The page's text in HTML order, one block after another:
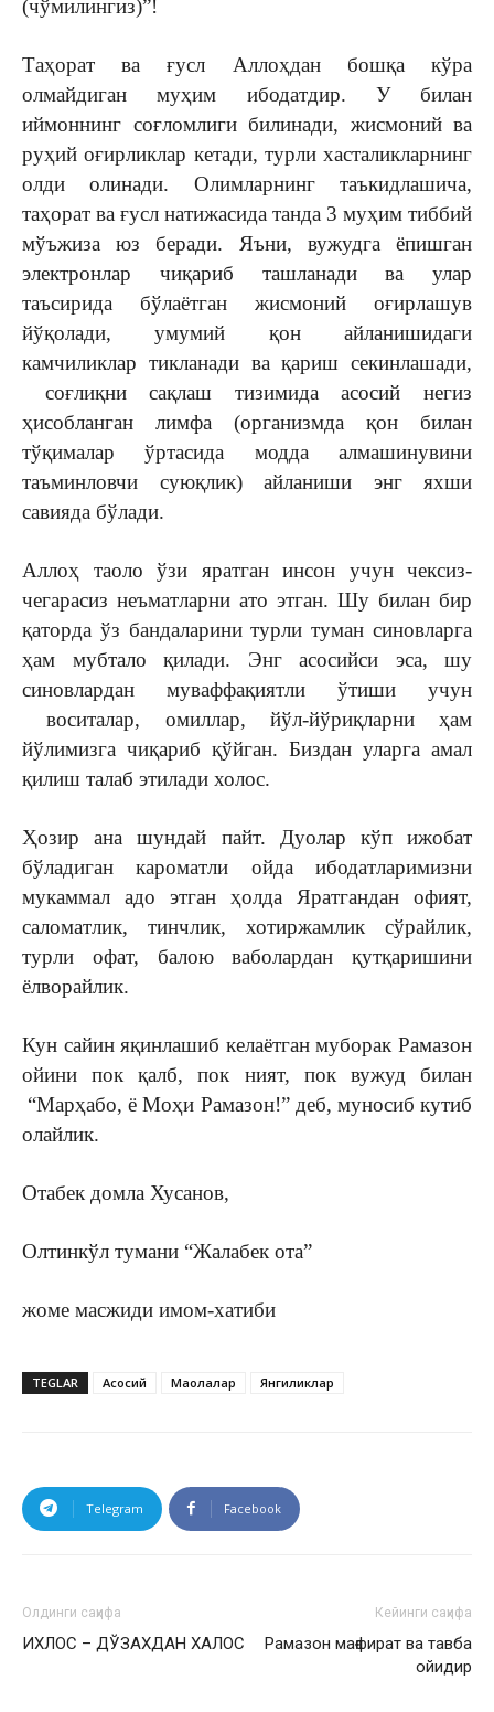
(чўмилингиз)”!
Таҳорат ва ғусл Аллоҳдан бошқа кўра
олмайдиган муҳим ибодатдир. У билан
иймоннинг соғломлиги билинади, жисмоний ва
руҳий оғирликлар кетади, турли хасталикларнинг
олди олинади. Олимларнинг таъкидлашича,
таҳорат ва ғусл натижасида танда 3 муҳим тиббий
мўъжиза юз беради. Яъни, вужудга ёпишган
электронлар чиқариб ташланади ва улар
таъсирида бўлаётган жисмоний оғирлашув
йўқолади, умумий қон айланишидаги
камчиликлар тикланади ва қариш секинлашади,
соғлиқни сақлаш тизимида асосий негиз
ҳисобланган лимфа (организмда қон билан
тўқималар ўртасида модда алмашинувини
таъминловчи суюқлик) айланиши энг яхши
савияда бўлади.
Аллоҳ таоло ўзи яратган инсон учун чексиз-
чегарасиз неъматларни ато этган. Шу билан бир
қаторда ўз бандаларини турли туман синовларга
ҳам мубтало қилади. Энг асосийси эса, шу
синовлардан муваффақиятли ўтиши учун
воситалар, омиллар, йўл-йўриқларни ҳам
йўлимизга чиқариб қўйган. Биздан уларга амал
қилиш талаб этилади холос.
Ҳозир ана шундай пайт. Дуолар кўп ижобат
бўладиган кароматли ойда ибодатларимизни
мукаммал адо этган ҳолда Яратгандан офият,
саломатлик, тинчлик, хотиржамлик сўрайлик,
турли офат, балою ваболардан қутқаришини
ёлворайлик.
Кун сайин яқинлашиб келаётган муборак Рамазон
ойини пок қалб, пок ният, пок вужуд билан
“Марҳабо, ё Моҳи Рамазон!” деб, муносиб кутиб
олайлик.
Отабек домла Хусанов,
Олтинкўл тумани “Жалабек ота”
жоме масжиди имом-хатиби
TEGLAR Асосий Мақолалар Янгиликлар
Telegram Facebook
Олдинги саҳифа
ИХЛОС – ДЎЗАХДАН ХАЛОС
Кейинги саҳифа
Рамазон мағфират ва тавба
ойидир